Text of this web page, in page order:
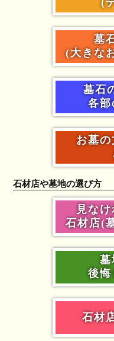
(
墓
(大きな
墓石
各部
お墓の
石材店や墓地の選び方
見なけ
石材店(
墓
後悔
石材